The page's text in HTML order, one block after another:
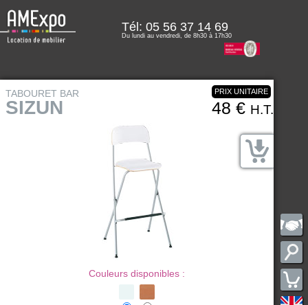
Tél: 05 56 37 14 69
Du lundi au vendredi, de 8h30 à 17h30
TABOURET BAR
SIZUN
PRIX UNITAIRE
48 € H.T.
Couleurs disponibles :